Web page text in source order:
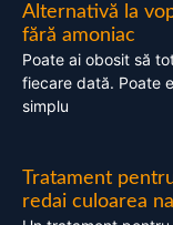
Alternativă la
fără amoniac
Poate ai obosit să
fiecare dată. Poate
simplu
Tratament
redai culoarea